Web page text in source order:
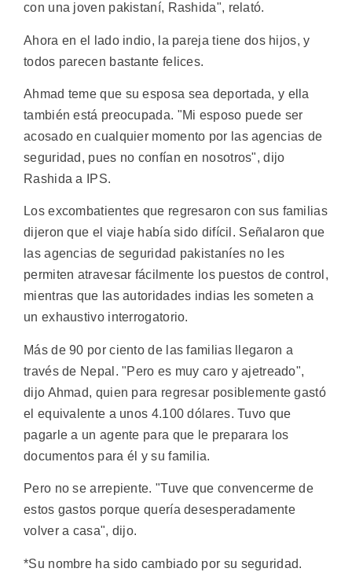
con una joven pakistaní, Rashida", relató.
Ahora en el lado indio, la pareja tiene dos hijos, y
todos parecen bastante felices.
Ahmad teme que su esposa sea deportada, y ella
también está preocupada. "Mi esposo puede ser
acosado en cualquier momento por las agencias de
seguridad, pues no confían en nosotros", dijo
Rashida a IPS.
Los excombatientes que regresaron con sus familias
dijeron que el viaje había sido difícil. Señalaron que
las agencias de seguridad pakistaníes no les
permiten atravesar fácilmente los puestos de control,
mientras que las autoridades indias les someten a
un exhaustivo interrogatorio.
Más de 90 por ciento de las familias llegaron a
través de Nepal. "Pero es muy caro y ajetreado",
dijo Ahmad, quien para regresar posiblemente gastó
el equivalente a unos 4.100 dólares. Tuvo que
pagarle a un agente para que le preparara los
documentos para él y su familia.
Pero no se arrepiente. "Tuve que convencerme de
estos gastos porque quería desesperadamente
volver a casa", dijo.
*Su nombre ha sido cambiado por su seguridad.